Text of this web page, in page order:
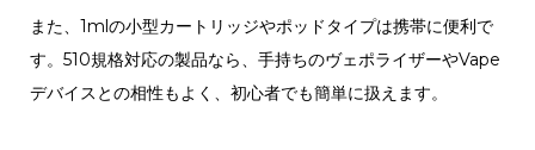
また、1mlの小型カートリッジやポッドタイプは携帯に便利で
す。510規格対応の製品なら、手持ちのヴェポライザーやVape
デバイスとの相性もよく、初心者でも簡単に扱えます。